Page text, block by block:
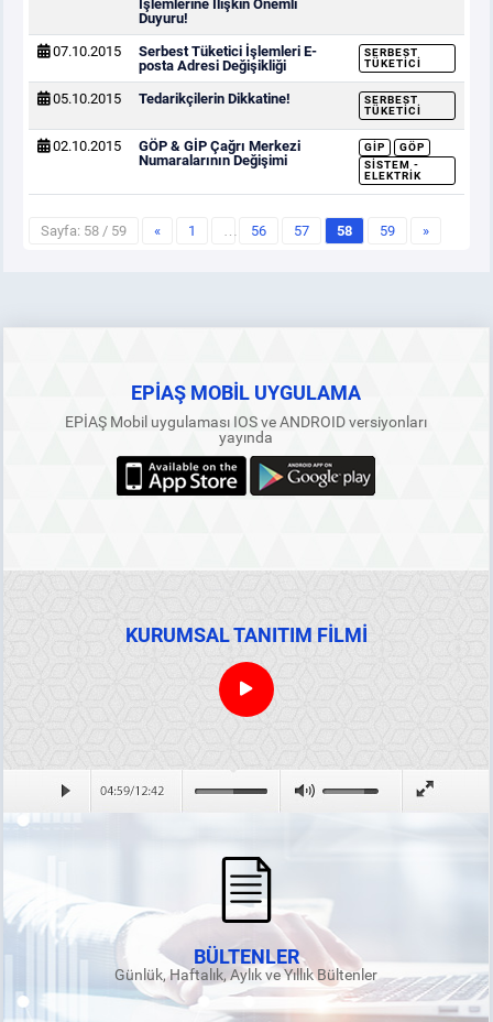
İşlemlerine İlişkin Önemli
Duyuru!
07.10.2015
Serbest Tüketici İşlemleri E-
posta Adresi Değişikliği
SERBEST
TÜKETICI
05.10.2015 Tedarikçilerin Dikkatine!
SERBEST
TÜKETICI
02.10.2015
GÖP & GİP Çağrı Merkezi
Numaralarının Değişimi
GİP
GÖP
SISTEM -
ELEKTRIK
Sayfa: 58 / 59 « 1 … 56 57 58 59 »
EPİAŞ MOBİL UYGULAMA
EPİAŞ Mobil uygulaması IOS ve ANDROID versiyonları
yayında
KURUMSAL TANITIM FİLMİ
BÜLTENLER
Günlük, Haftalık, Aylık ve Yıllık Bültenler